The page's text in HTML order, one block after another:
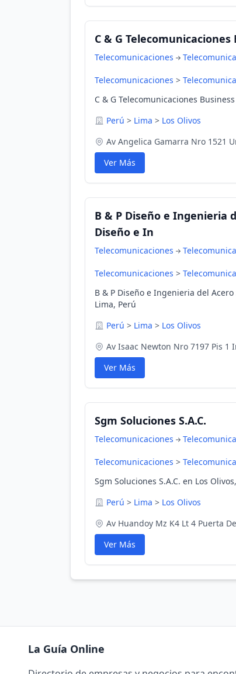
C & G Telecomunicaciones
Telecomunicaciones
Telecomunicaciones >
C & G Telecomunicaciones
Perú > Lima > Los Olivos
Av Angelica Gamarra Nro 1521
Ver Más
B & P Diseño e Ingenieria
Diseño e In
Telecomunicaciones
Telecomunicaciones >
B & P Diseño e Ingenieria del
Lima, Perú
Perú > Lima > Los Olivos
Av Isaac Newton Nro 7197 Pis 1
Ver Más
Sgm Soluciones S.A.C.
Telecomunicaciones
Telecomunicaciones >
Sgm Soluciones S.A.C. en Los
Perú > Lima > Los Olivos
Av Huandoy Mz K4 Lt 4 Puerta
Ver Más
La Guía Online